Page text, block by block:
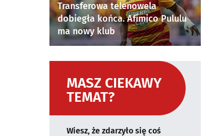
Transferowa telenowela
dobiegła końca. Afimico Pululu
ma nowy klub
MASZ CIEKAWY
TEMAT?
Wiesz, że zdarzyło się coś